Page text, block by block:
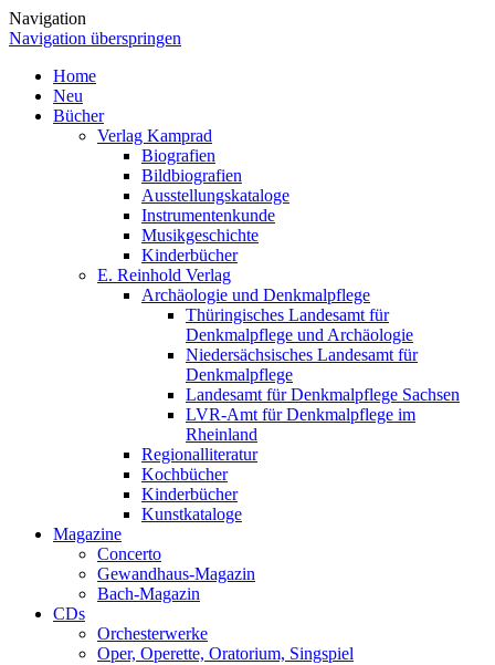
Navigation
Navigation überspringen
Home
Neu
Bücher
Verlag Kamprad
Biografien
Bildbiografien
Ausstellungskataloge
Instrumentenkunde
Musikgeschichte
Kinderbücher
E. Reinhold Verlag
Archäologie und Denkmalpflege
Thüringisches Landesamt für
Denkmalpflege und Archäologie
Niedersächsisches Landesamt für
Denkmalpflege
Landesamt für Denkmalpflege Sachsen
LVR-Amt für Denkmalpflege im
Rheinland
Regionalliteratur
Kochbücher
Kinderbücher
Kunstkataloge
Magazine
Concerto
Gewandhaus-Magazin
Bach-Magazin
CDs
Orchesterwerke
Oper, Operette, Oratorium, Singspiel